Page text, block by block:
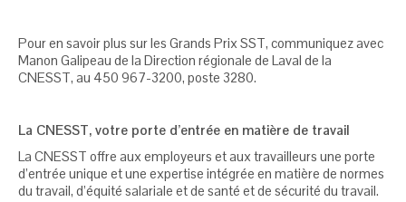
Pour en savoir plus sur les Grands Prix SST, communiquez avec
Manon Galipeau de la Direction régionale de Laval de la
CNESST, au 450 967-3200, poste 3280.
La CNESST, votre porte d’entrée en matière de travail
La CNESST offre aux employeurs et aux travailleurs une porte
d’entrée unique et une expertise intégrée en matière de normes
du travail, d’équité salariale et de santé et de sécurité du travail.